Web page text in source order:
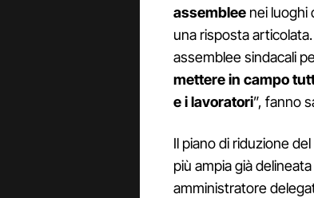
assemblee nei luoghi
una risposta
assemblee sindacali
mettere in campo
e i lavoratori”, fanno
Il piano di riduzione
più ampia già
amministratore